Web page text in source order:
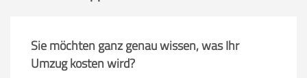
Sie möchten ganz genau wissen, was Ihr
Umzug kosten wird?